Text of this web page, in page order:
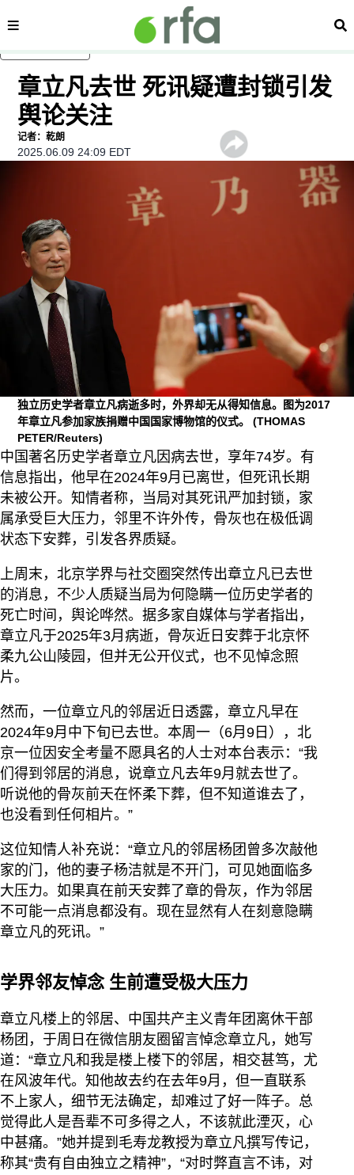
内容分类 搜
章立凡去世 死讯疑遭封锁引发
舆论关注
记者：乾朗
2025.06.09 24:09 EDT
独立历史学者章立凡病逝多时，外界却无从得知信息。图为2017
年章立凡参加家族捐赠中国国家博物馆的仪式。(THOMAS
PETER/Reuters)
中国著名历史学者章立凡因病去世，享年74岁。有
信息指出，他早在2024年9月已离世，但死讯长期
未被公开。知情者称，当局对其死讯严加封锁，家
属承受巨大压力，邻里不许外传，骨灰也在极低调
状态下安葬，引发各界质疑。
上周末，北京学界与社交圈突然传出章立凡已去世
的消息，不少人质疑当局为何隐瞒一位历史学者的
死亡时间，舆论哗然。据多家自媒体与学者指出，
章立凡于2025年3月病逝，骨灰近日安葬于北京怀
柔九公山陵园，但并无公开仪式，也不见悼念照
片。
然而，一位章立凡的邻居近日透露，章立凡早在
2024年9月中下旬已去世。本周一（6月9日），北
京一位因安全考量不愿具名的人士对本台表示：“我
们得到邻居的消息，说章立凡去年9月就去世了。
听说他的骨灰前天在怀柔下葬，但不知道谁去了，
也没看到任何相片。”
这位知情人补充说：“章立凡的邻居杨团曾多次敲他
家的门，他的妻子杨洁就是不开门，可见她面临多
大压力。如果真在前天安葬了章的骨灰，作为邻居
不可能一点消息都没有。现在显然有人在刻意隐瞒
章立凡的死讯。”
学界邻友悼念 生前遭受极大压力
章立凡楼上的邻居、中国共产主义青年团离休干部
杨团，于周日在微信朋友圈留言悼念章立凡，她写
道：“章立凡和我是楼上楼下的邻居，相交甚笃，尤
在风波年代。知他故去约在去年9月，但一直联系
不上家人，细节无法确定，却难过了好一阵子。总
觉得此人是吾辈不可多得之人，不该就此湮灭，心
中甚痛。”她并提到毛寿龙教授为章立凡撰写传记，
称其“贵有自由独立之精神”，“对时弊直言不讳，对